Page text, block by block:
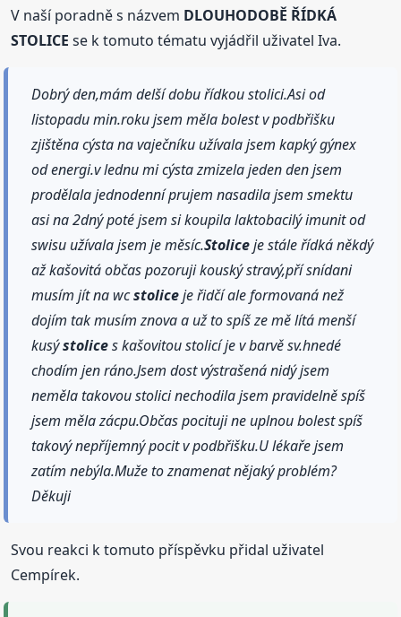
V naší poradně s názvem DLOUHODOBĚ ŘÍDKÁ
STOLICE se k tomuto tématu vyjádřil uživatel Iva.
Dobrý den,mám delší dobu řídkou stolici.Asi od
listopadu min.roku jsem měla bolest v podbřišku
zjištěna cýsta na vaječníku užívala jsem kapký gýnex
od energi.v lednu mi cýsta zmizela jeden den jsem
prodělala jednodenní prujem nasadila jsem smektu
asi na 2dný poté jsem si koupila laktobacilý imunit od
swisu užívala jsem je měsíc.Stoliceje stále řídká někdý
až kašovitá občas pozoruji kouský stravý,pří snídani
musím jít na wcstoliceje řidčí ale formovaná než
dojím tak musím znova a už to spíš ze mě lítá menší
kusýstolices kašovitou stolicí je v barvě sv.hnedé
chodím jen ráno.Jsem dost výstrašená nidý jsem
neměla takovou stolici nechodila jsem pravidelně spíš
jsem měla zácpu.Občas pocituji ne uplnou bolest spíš
takový nepříjemný pocit v podbřišku.U lékaře jsem
zatím nebýla.Muže to znamenat nějaký problém?
Děkuji
Svou reakci k tomuto příspěvku přidal uživatel
Cempírek.